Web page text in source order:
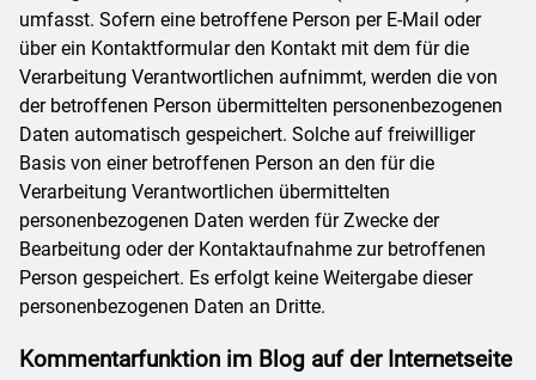
umfasst. Sofern eine betroffene Person per E-Mail oder
über ein Kontaktformular den Kontakt mit dem für die
Verarbeitung Verantwortlichen aufnimmt, werden die von
der betroffenen Person übermittelten personenbezogenen
Daten automatisch gespeichert. Solche auf freiwilliger
Basis von einer betroffenen Person an den für die
Verarbeitung Verantwortlichen übermittelten
personenbezogenen Daten werden für Zwecke der
Bearbeitung oder der Kontaktaufnahme zur betroffenen
Person gespeichert. Es erfolgt keine Weitergabe dieser
personenbezogenen Daten an Dritte.
Kommentarfunktion im Blog auf der Internetseite